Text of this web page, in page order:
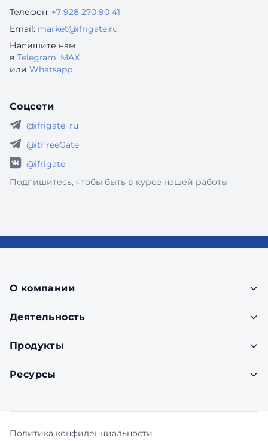
Телефон: +7 928 270 90 41
Email: market@ifrigate.ru
Напишите нам
в Telegram, MAX
или Whatsapp
Соцсети
@ifrigate_ru
@itFreeGate
@ifrigate
Подпишитесь, чтобы быть в курсе нашей работы
О компании
Деятельность
Продукты
Ресурсы
Политика конфиденциальности